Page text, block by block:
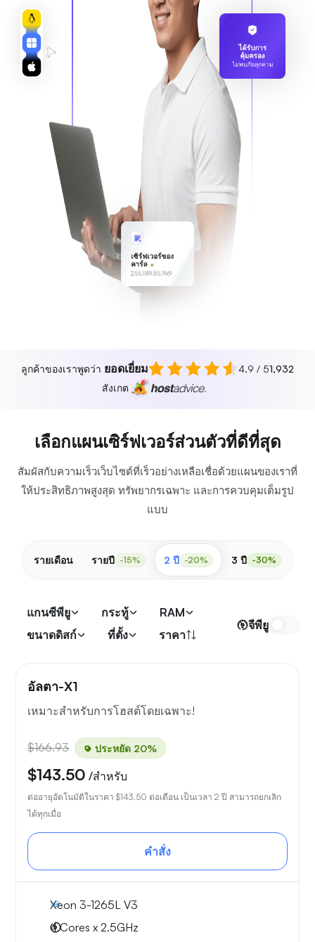
ได้รับการ
คุ้มครอง
ไม่พบภัยคุกคาม
เซิร์ฟเวอร์ของ
คาร์ล
255.189.85.19
ลูกค้าของเราพูดว่า ยอดเยี่ยม 4.9 / 51,932
สังเกต
เลือกแผนเซิร์ฟเวอร์ส่วนตัวที่ดีที่สุด
สัมผัสกับความเร็วเว็บไซต์ที่เร็วอย่างเหลือเชื่อด้วยแผนของเราที่
ให้ประสิทธิภาพสูงสุด ทรัพยากรเฉพาะ และการควบคุมเต็มรูป
แบบ
รายเดือน รายปี -15% 2 ปี -20% 3 ปี -30%
แกนซีพียู กระทู้
RAM
ขนาดดิสก์
ที่ตั้ง ราคา
จีพียู
อัลตา-X1
เหมาะสำหรับการโฮสต์โดยเฉพาะ!
$166.93 ประหยัด 20%
$143.50 /สำหรับ
ต่ออายุอัตโนมัติในราคา $143.50 ต่อเดือน เป็นเวลา 2 ปี สามารถยกเลิก
ได้ทุกเมื่อ
คำสั่ง
Xeon 3-1265L V3
4 Cores x 2.5GHz